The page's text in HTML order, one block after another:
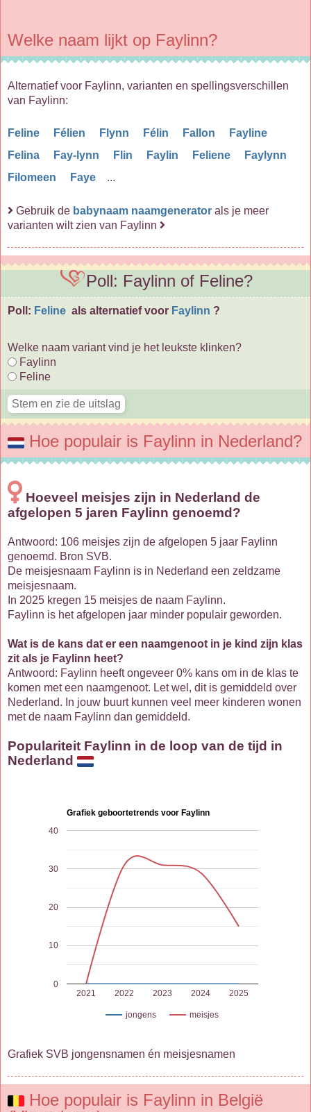
Welke naam lijkt op Faylinn?
Alternatief voor Faylinn, varianten en spellingsverschillen
van Faylinn:
Feline Félien Flynn Félin Fallon
Fayline
Felina
Fay-lynn Flin Faylin Feliene
Faylynn
Filomeen
Faye ...
Gebruik de babynaam naamgenerator als je meer
varianten wilt zien van Faylinn
Poll: Faylinn of Feline?
Poll: Feline als alternatief voor Faylinn ?
Welke naam variant vind je het leukste klinken?
Faylinn
Feline
Hoe populair is Faylinn in Nederland?
Hoeveel meisjes zijn in Nederland de
afgelopen 5 jaren Faylinn genoemd?
Antwoord: 106 meisjes zijn de afgelopen 5 jaar Faylinn
genoemd. Bron SVB.
De meisjesnaam Faylinn is in Nederland een zeldzame
meisjesnaam.
In 2025 kregen 15 meisjes de naam Faylinn.
Faylinn is het afgelopen jaar minder populair geworden.
Wat is de kans dat er een naamgenoot in je kind zijn klas
zit als je Faylinn heet?
Antwoord: Faylinn heeft ongeveer 0% kans om in de klas te
komen met een naamgenoot. Let wel, dit is gemiddeld over
Nederland. In jouw buurt kunnen veel meer kinderen wonen
met de naam Faylinn dan gemiddeld.
Populariteit Faylinn in de loop van de tijd in
Nederland
Grafiek geboortetrends voor Faylinn
jongens meisjes
2021 2022 2023 2024 2025
0
10
20
30
40
Grafiek SVB jongensnamen én meisjesnamen
Hoe populair is Faylinn in België